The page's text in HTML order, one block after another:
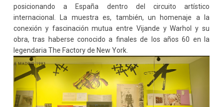
posicionando a España dentro del circuito artístico
internacional. La muestra es, también, un homenaje a la
conexión y fascinación mutua entre Vijande y Warhol y su
obra, tras haberse conocido a finales de los años 60 en la
legendaria The Factory de New York.